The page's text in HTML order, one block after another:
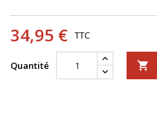
34,95 € TTC
Quantité 